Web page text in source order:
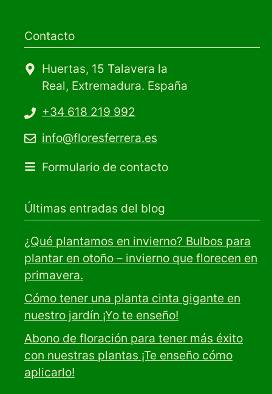
Contacto
Huertas, 15 Talavera la
Real, Extremadura. España
+34 618 219 992
info@floresferrera.es
Formulario de contacto
Últimas entradas del blog
¿Qué plantamos en invierno? Bulbos para
plantar en otoño – invierno que florecen en
primavera.
Cómo tener una planta cinta gigante en
nuestro jardín ¡Yo te enseño!
Abono de floración para tener más éxito
con nuestras plantas ¡Te enseño cómo
aplicarlo!